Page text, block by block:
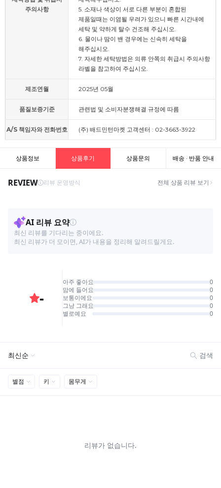
주의사항
5. 소재나 색상이 서로 다른 부분이 혼합된
제품일때는 이염될 우려가 있으니 빠른 시간내에
세탁 및 약하게 탈수 건조해 주십시오.
6. 물이나 땀이 밴 경우에는 신속히 세탁을
해주십시오.
7. 자세한 세탁방법은 의류 안쪽의 취급시 주의사항
라벨을 참고하여 주십시오.
제조연월 2025년 05월
품질보증기준 관련법 및 소비자분쟁해결 규정에 따름
A/S 책임자와 전화번호 (주) 배드민턴마켓 고객센터 : 02-3663-3922
상품정보 상품후기 상품문의 배송 · 반품 안내